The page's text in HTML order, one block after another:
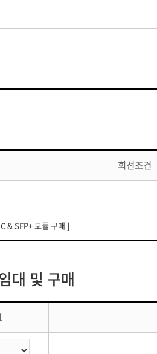
회선조건
& SFP+ 모듈 구매 ]
대 및 구매